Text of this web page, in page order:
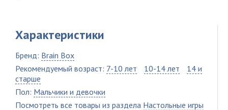
Характеристики
Бренд: Brain Box
Рекомендуемый возраст: 7-10 лет 10-14 лет
14 и
старше
Пол: Мальчики и девочки
Посмотреть все товары из раздела Настольные игры